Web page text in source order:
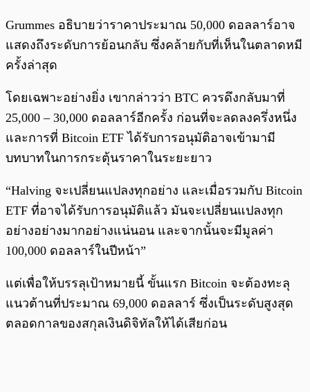
Grummes อธิบายว่าราคาประมาณ 50,000 ดอลลาร์อาจ
แสดงถึงระดับการย้อนกลับ ซึ่งคล้ายกับที่เห็นในตลาดหมี
ครั้งล่าสุด
โดยเฉพาะอย่างยิ่ง เขากล่าวว่า BTC ควรดึงกลับมาที่
25,000 – 30,000 ดอลลาร์อีกครั้ง ก่อนที่จะลดลงครึ่งหนึ่ง
และการที่ Bitcoin ETF ได้รับการอนุมัติอาจเข้ามามี
บทบาทในการกระตุ้นราคาในระยะยาว
“Halving จะเปลี่ยนแปลงทุกอย่าง และเมื่อรวมกับ Bitcoin
ETF ที่อาจได้รับการอนุมัติแล้ว มันจะเปลี่ยนแปลงทุก
อย่างอย่างมากอย่างแน่นอน และจากนั้นจะมีมูลค่า
100,000 ดอลลาร์ในปีหน้า”
แต่เพื่อให้บรรลุเป้าหมายนี้ ขั้นแรก Bitcoin จะต้องทะลุ
แนวต้านที่ประมาณ 69,000 ดอลลาร์ ซึ่งเป็นระดับสูงสุด
ตลอดกาลของสกุลเงินดิจิทัลให้ได้เสียก่อน